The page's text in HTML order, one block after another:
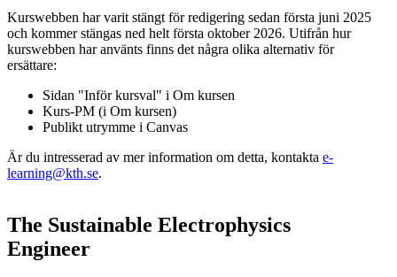
Kurswebben har varit stängt för redigering sedan första juni 2025
och kommer stängas ned helt första oktober 2026. Utifrån hur
kurswebben har använts finns det några olika alternativ för
ersättare:
Sidan "Inför kursval" i Om kursen
Kurs-PM (i Om kursen)
Publikt utrymme i Canvas
Är du intresserad av mer information om detta, kontakta e-
learning@kth.se.
The Sustainable Electrophysics
Engineer